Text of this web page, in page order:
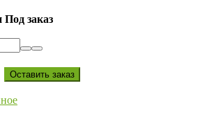
Под заказ